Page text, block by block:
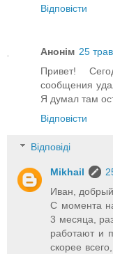
Відповісти
Анонім 25
Привет!
сообщения
Я думал там
Відповісти
Відповіді
Mikhail
Иван,
С момента
3 месяца,
работают и
скорее